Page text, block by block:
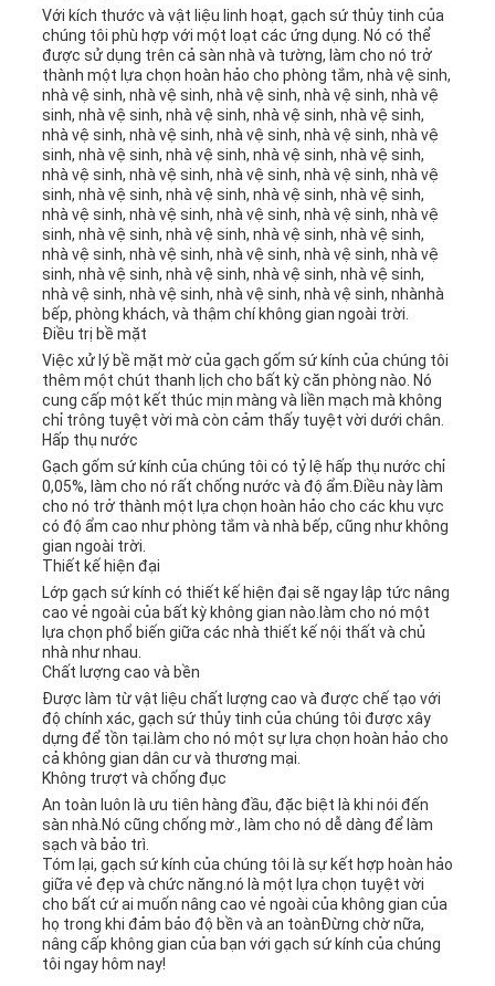
Với kích thước và vật liệu linh hoạt, gạch sứ thủy tinh của
chúng tôi phù hợp với một loạt các ứng dụng. Nó có thể
được sử dụng trên cả sàn nhà và tường, làm cho nó trở
thành một lựa chọn hoàn hảo cho phòng tắm, nhà vệ sinh,
nhà vệ sinh, nhà vệ sinh, nhà vệ sinh, nhà vệ sinh, nhà vệ
sinh, nhà vệ sinh, nhà vệ sinh, nhà vệ sinh, nhà vệ sinh,
nhà vệ sinh, nhà vệ sinh, nhà vệ sinh, nhà vệ sinh, nhà vệ
sinh, nhà vệ sinh, nhà vệ sinh, nhà vệ sinh, nhà vệ sinh,
nhà vệ sinh, nhà vệ sinh, nhà vệ sinh, nhà vệ sinh, nhà vệ
sinh, nhà vệ sinh, nhà vệ sinh, nhà vệ sinh, nhà vệ sinh,
nhà vệ sinh, nhà vệ sinh, nhà vệ sinh, nhà vệ sinh, nhà vệ
sinh, nhà vệ sinh, nhà vệ sinh, nhà vệ sinh, nhà vệ sinh,
nhà vệ sinh, nhà vệ sinh, nhà vệ sinh, nhà vệ sinh, nhà vệ
sinh, nhà vệ sinh, nhà vệ sinh, nhà vệ sinh, nhà vệ sinh,
nhà vệ sinh, nhà vệ sinh, nhà vệ sinh, nhà vệ sinh, nhànhà
bếp, phòng khách, và thậm chí không gian ngoài trời.
Điều trị bề mặt
Việc xử lý bề mặt mờ của gạch gốm sứ kính của chúng tôi
thêm một chút thanh lịch cho bất kỳ căn phòng nào. Nó
cung cấp một kết thúc mịn màng và liền mạch mà không
chỉ trông tuyệt vời mà còn cảm thấy tuyệt vời dưới chân.
Hấp thụ nước
Gạch gốm sứ kính của chúng tôi có tỷ lệ hấp thụ nước chỉ
0,05%, làm cho nó rất chống nước và độ ẩm.Điều này làm
cho nó trở thành một lựa chọn hoàn hảo cho các khu vực
có độ ẩm cao như phòng tắm và nhà bếp, cũng như không
gian ngoài trời.
Thiết kế hiện đại
Lớp gạch sứ kính có thiết kế hiện đại sẽ ngay lập tức nâng
cao vẻ ngoài của bất kỳ không gian nào.làm cho nó một
lựa chọn phổ biến giữa các nhà thiết kế nội thất và chủ
nhà như nhau.
Chất lượng cao và bền
Được làm từ vật liệu chất lượng cao và được chế tạo với
độ chính xác, gạch sứ thủy tinh của chúng tôi được xây
dựng để tồn tại.làm cho nó một sự lựa chọn hoàn hảo cho
cả không gian dân cư và thương mại.
Không trượt và chống đục
An toàn luôn là ưu tiên hàng đầu, đặc biệt là khi nói đến
sàn nhà.Nó cũng chống mờ., làm cho nó dễ dàng để làm
sạch và bảo trì.
Tóm lại, gạch sứ kính của chúng tôi là sự kết hợp hoàn hảo
giữa vẻ đẹp và chức năng.nó là một lựa chọn tuyệt vời
cho bất cứ ai muốn nâng cao vẻ ngoài của không gian của
họ trong khi đảm bảo độ bền và an toànĐừng chờ nữa,
nâng cấp không gian của bạn với gạch sứ kính của chúng
tôi ngay hôm nay!